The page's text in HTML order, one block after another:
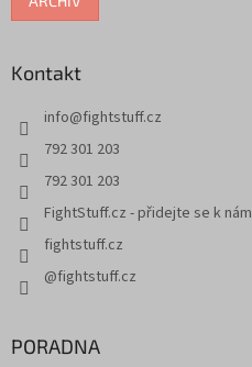
Kontakt
info@fightstuff.cz
792 301 203
792 301 203
FightStuff.cz - přidejte se k nám
fightstuff.cz
@fightstuff.cz
PORADNA